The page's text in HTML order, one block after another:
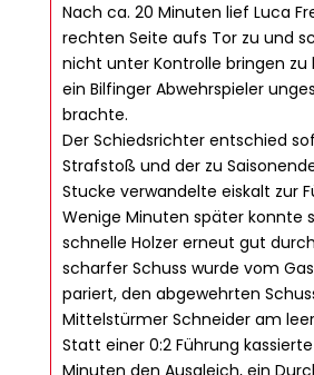
Nach ca. 20 Minuten lief Luca
rechten Seite aufs Tor zu und
nicht unter Kontrolle bringen zu
ein Bilfinger Abwehrspieler
brachte.
Der Schiedsrichter entschied
Strafstoß und der zu
Stucke verwandelte eiskalt zur
Wenige Minuten später konnte
schnelle Holzer erneut gut
scharfer Schuss wurde vom
pariert, den abgewehrten
Mittelstürmer Schneider am
Statt einer 0:2 Führung